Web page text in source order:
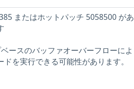
またはホットパッチ 5058500 があ
ースのバッファオーバーフローによ
を実行できる可能性があります。